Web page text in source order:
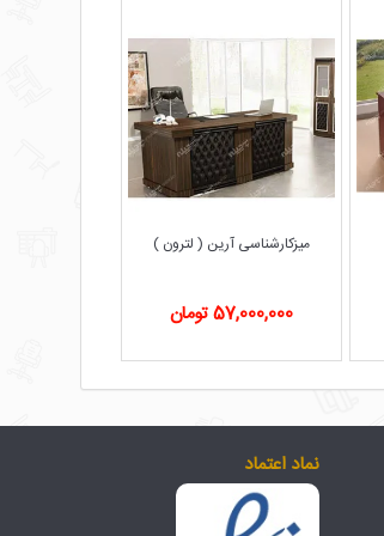
میزکارشناسی آرین ( لترون )
57,000,000 تومان
نماد اعتماد